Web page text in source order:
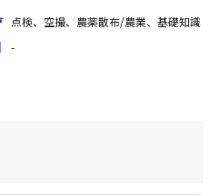
点検、空撮、農薬散布/農業、基礎知識
-